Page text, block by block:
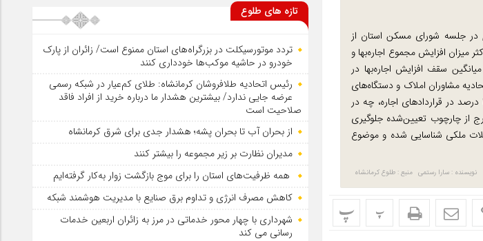
شهرسازی استان کرمانشاه، امروز چهارشنه 20 خرداد ماه, در جلسه شورای مسکن استان از
میزان افزایش مجموع اجاره‌بها و
حالی است که میانگین سقف افزایش اجاره‌بها در
اتحادیه مشاوران املاک و دستگاه‌های
مرتبط تعیین شده و لازم است به صورت گسترده به شهروندان اطلاع‌رسانی شود/ افزایش بیش از ۲۰ درصد در قراردادهای اجاره، چه در
از چارچوب تعیین‌شده جلوگیری
ملکی شناسایی شده و موضوع
نویسنده : سارا رستمی منبع : طلوع کرمانشاه
پ پ
تازه های طلوع
تردد موتورسیکلت در بزرگراه‌های استان ممنوع است/ زائران از پارک
خودرو در حاشیه موکب‌ها خودداری کنند
رئیس اتحادیه طلافروشان کرمانشاه: طلای کم‌عیار در شبکه رسمی
عرضه جایی ندارد/ بیشترین هشدار ما درباره خرید از افراد فاقد
صلاحیت است
از بحران آب تا بحران پشه؛ هشدار جدی برای شرق کرمانشاه
مدیران نظارت بر زیر مجموعه را بیشتر کنند
همه ظرفیت‌های استان را برای موج بازگشت زوار به‌کار گرفته‌ایم
کاهش مصرف انرژی و تداوم برق صنایع با مدیریت هوشمند شبکه
شهرداری با چهار محور خدماتی در مرز به زائران اربعین خدمات
رسانی می کند